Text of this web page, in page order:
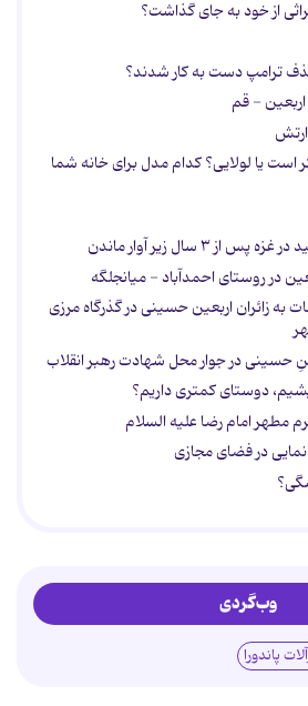
ترامپ دست به کار شدند؟
اربعین - قم
است یا لولایی؟ کدام مدل برای خانه شما
در روستای احمدآباد - میانجلگه
زائران اربعین حسینی در گذرگاه مرزی
حسینی در جوار محل شهادت رهبر انقلاب
دوستای کمتری داریم؟
مطهر امام رضا علیه السلام
در فضای مجازی
وب‌گردی
پاندورا